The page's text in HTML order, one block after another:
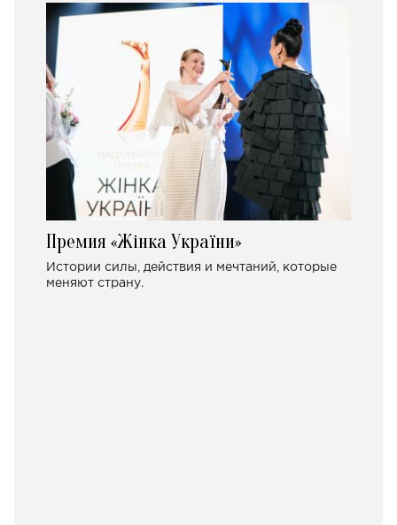
Премия «Жінка України»
Истории силы, действия и мечтаний, которые
меняют страну.